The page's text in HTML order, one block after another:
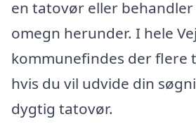
en tatovør eller
omegn herunder. I hele
kommunefindes der flere
hvis du vil udvide din
dygtig tatovør.